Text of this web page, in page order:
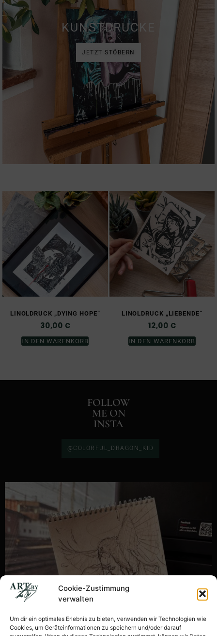
Cookie-Zustimmung
verwalten
Um dir ein optimales Erlebnis zu bieten, verwenden wir Technologien wie
Cookies, um Geräteinformationen zu speichern und/oder darauf
KUNSTDRUCKE
JETZT STÖBERN
LINOLDRUCK „DYING HOPE“
30,00 €
IN DEN WARENKORB
LINOLDRUCK „LIEBENDE“
12,00 €
IN DEN WARENKORB
FOLLOW
ME ON
INSTA
@COLORFUL_DRAGON_KID